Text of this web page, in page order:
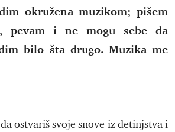
okružena muzikom; pišem
pevam i ne mogu sebe da
bilo šta drugo. Muzika me
ostvariš svoje snove iz detinjstva i